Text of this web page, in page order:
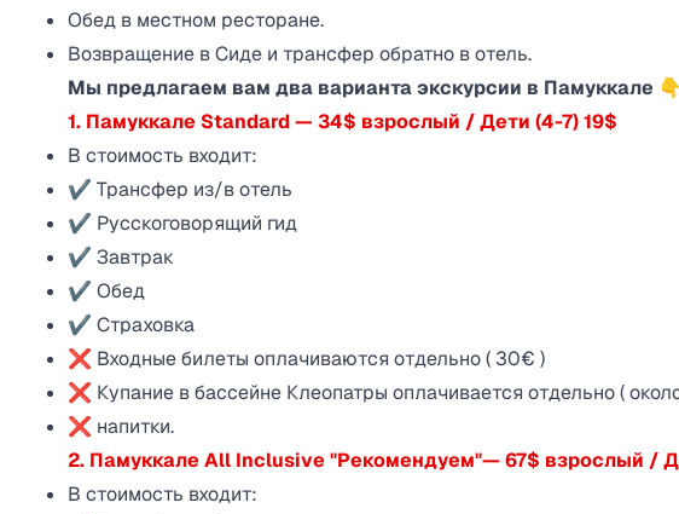
Обед в местном ресторане.
Возвращение в Сиде и трансфер обратно в отель.
Мы предлагаем вам два варианта экскурсии в Памуккале 👇
1. Памуккале Standard — 34$ взрослый / Дети (4-7) 19$
В стоимость входит:
✔ Трансфер из/в отель
✔ Русскоговорящий гид
✔ Завтрак
✔ Обед
✔ Страховка
❌ Входные билеты оплачиваются отдельно ( 30€ )
❌ Купание в бассейне Клеопатры оплачивается отдельно (
❌ напитки.
2. Памуккале All Inclusive "Рекомендуем"— 67$ взрослый /
В стоимость входит: